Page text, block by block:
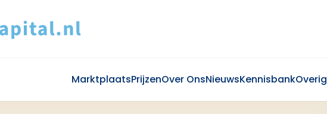
MarktplaatsPrijzenOver OnsNieuwsKennisbankOverig